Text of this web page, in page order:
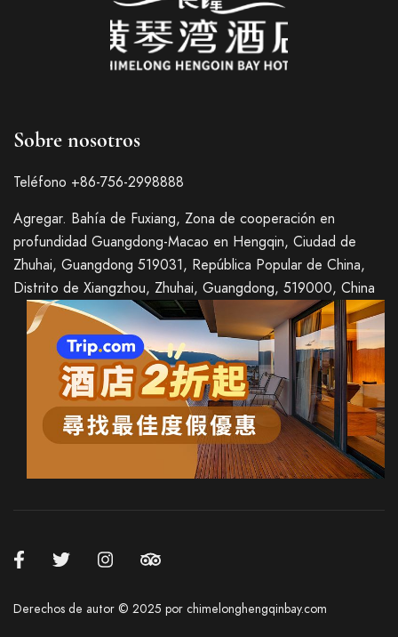
Sobre nosotros
Teléfono +86-756-2998888
Agregar. Bahía de Fuxiang, Zona de cooperación en
profundidad Guangdong-Macao en Hengqin, Ciudad de
Zhuhai, Guangdong 519031, República Popular de China,
Distrito de Xiangzhou, Zhuhai, Guangdong, 519000, China
Derechos de autor © 2025 por chimelonghengqinbay.com
Japanese